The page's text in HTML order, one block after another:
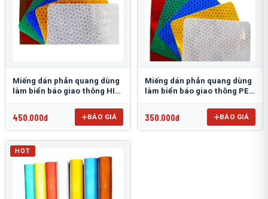
Miếng dán phản quang dùng
làm biển báo giao thông HIP
450.000đ BÁO GIÁ
Miếng dán phản quang dùng
làm biển báo giao thông PEG
350.000đ BÁO GIÁ
HOT